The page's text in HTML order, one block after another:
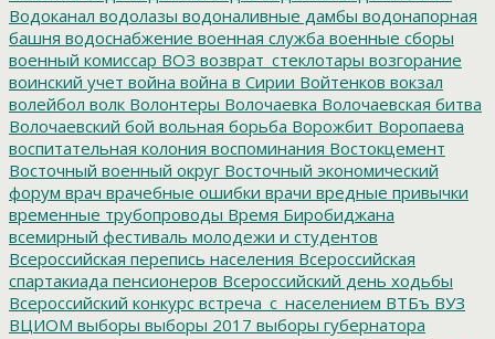
Водоканал водолазы водоналивные дамбы водонапорная
башня водоснабжение военная служба военные сборы
военный комиссар ВОЗ возврат_стеклотары возгорание
воинский учет война война в Сирии Войтенков вокзал
волейбол волк Волонтеры Волочаевка Волочаевская битва
Волочаевский бой вольная борьба Ворожбит Воропаева
воспитательная колония воспоминания Востокцемент
Восточный военный округ Восточный экономический
форум врач врачебные ошибки врачи вредные привычки
временные трубопроводы Время Биробиджана
всемирный фестиваль молодежи и студентов
Всероссийская перепись населения Всероссийская
спартакиада пенсионеров Всероссийский день ходьбы
Всероссийский конкурс встреча_с_населением ВТБъ ВУЗ
ВЦИОМ выборы выборы 2017 выборы губернатора